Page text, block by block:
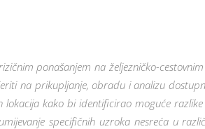
ponašanjem na željezničko-
na prikupljanje, obradu i analizu
kako bi identificirao moguće
specifičnih uzroka nesreća u